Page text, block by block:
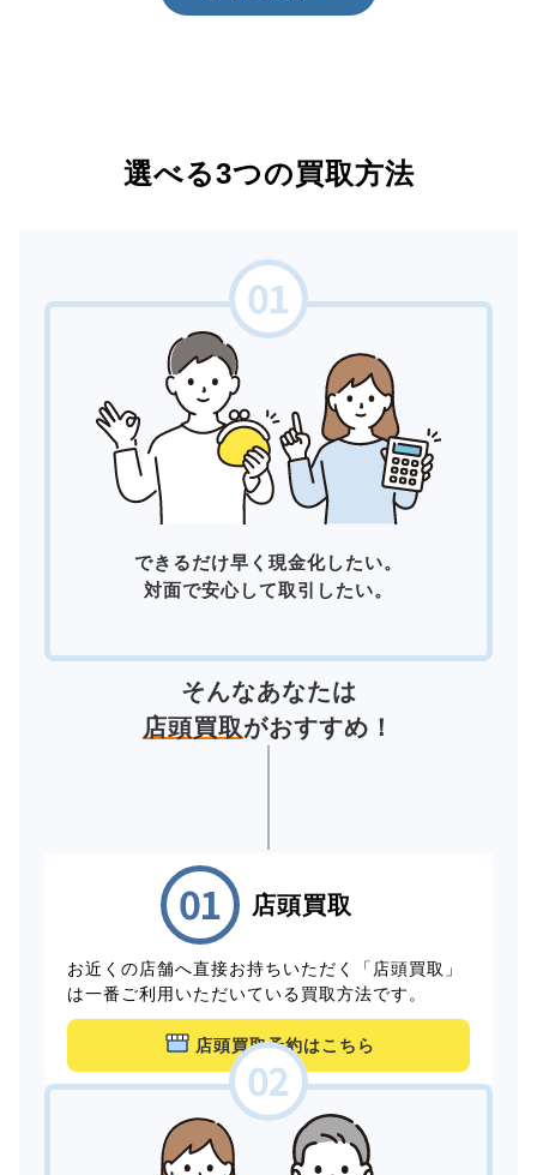
選べる3つの買取方法
できるだけ早く現金化したい。
対面で安心して取引したい。
そんなあなたは
店頭買取がおすすめ！
店頭買取
お近くの店舗へ直接お持ちいただく「店頭買取」
は一番ご利用いただいている買取方法です。
店頭買取予約はこちら